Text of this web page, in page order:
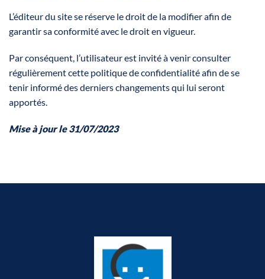
L’éditeur du site se réserve le droit de la modifier afin de
garantir sa conformité avec le droit en vigueur.
Par conséquent, l’utilisateur est invité à venir consulter
régulièrement cette politique de confidentialité afin de se
tenir informé des derniers changements qui lui seront
apportés.
Mise à jour le 31/07/2023